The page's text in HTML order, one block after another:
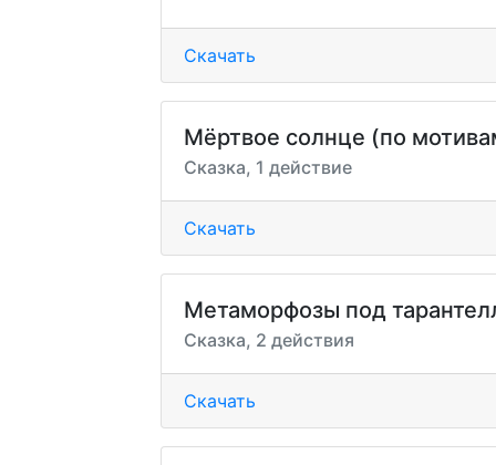
Скачать
Мёртвое солнце (по
Сказка, 1 действие
Скачать
Метаморфозы под
Сказка, 2 действия
Скачать